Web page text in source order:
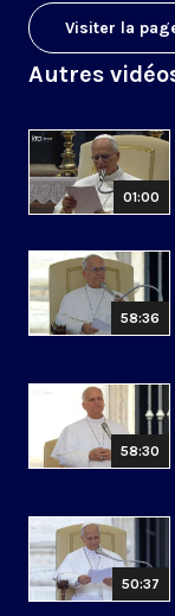
Visiter la
Autres
01:00
58:36
58:30
50:37